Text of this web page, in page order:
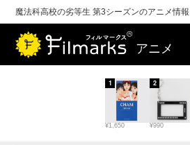
魔法科高校の劣等生 第3シーズンのアニメ情
アニメ
¥1,650
1
¥990
2